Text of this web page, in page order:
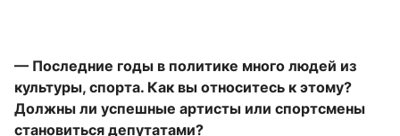
— Последние годы в политике много людей из
культуры, спорта. Как вы относитесь к этому?
Должны ли успешные артисты или спортсмены
становиться депутатами?